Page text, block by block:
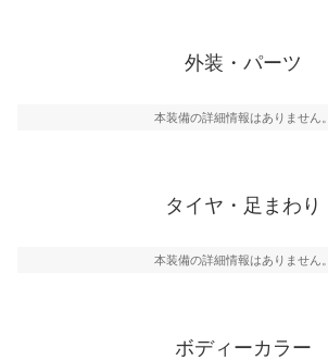
外装・パーツ
本装備の詳細情報はありません。
タイヤ・足まわり
本装備の詳細情報はありません。
ボディーカラー